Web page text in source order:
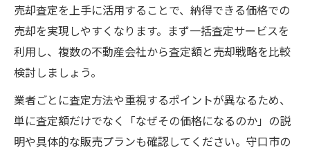
売却査定を上手に活用することで、納得できる価格での
売却を実現しやすくなります。まず一括査定サービスを
利用し、複数の不動産会社から査定額と売却戦略を比較
検討しましょう。
業者ごとに査定方法や重視するポイントが異なるため、
単に査定額だけでなく「なぜその価格になるのか」の説
明や具体的な販売プランも確認してください。守口市の